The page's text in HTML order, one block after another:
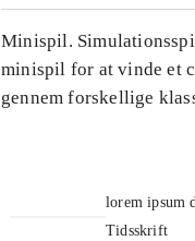
Minispil.
minispil for at vinde et
gennem forskellige
lorem ipsum
Tidsskrift